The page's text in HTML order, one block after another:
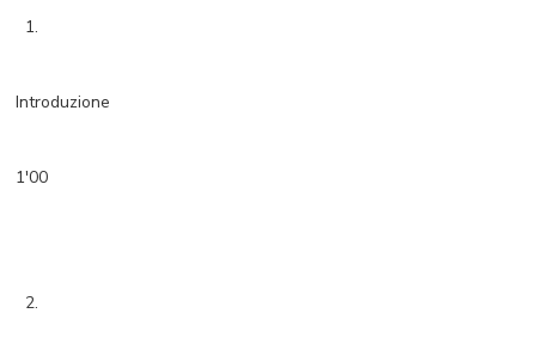
1.
Introduzione
1'00
2.